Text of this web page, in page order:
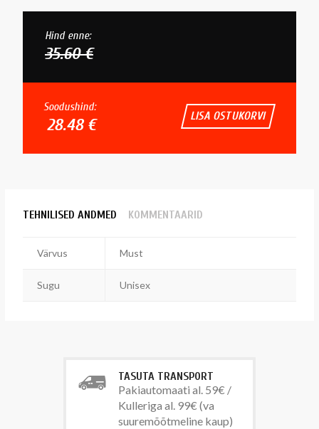
Hind enne:
35.60 €
Soodushind:
28.48 € LISA OSTUKORVI
TEHNILISED ANDMED KOMMENTAARID
Värvus Must
Sugu Unisex
TASUTA TRANSPORT
Pakiautomaati al. 59€ /
Kulleriga al. 99€ (va
suuremõõtmeline kaup)